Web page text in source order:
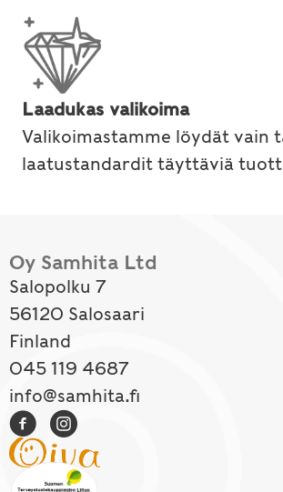
Laadukas valikoima
Valikoimastamme löydät vain
laatustandardit täyttäviä
Oy Samhita Ltd
Salopolku 7
56120 Salosaari
Finland
045 119 4687
info@samhita.fi